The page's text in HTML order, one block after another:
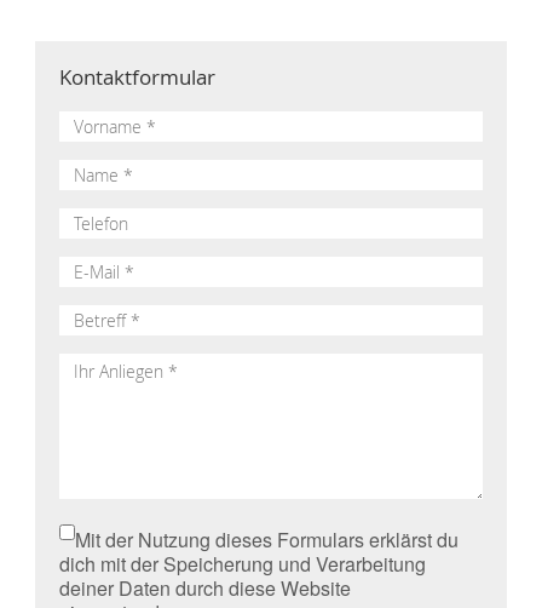
Kontaktformular
Mit der Nutzung dieses Formulars erklärst du
dich mit der Speicherung und Verarbeitung
deiner Daten durch diese Website